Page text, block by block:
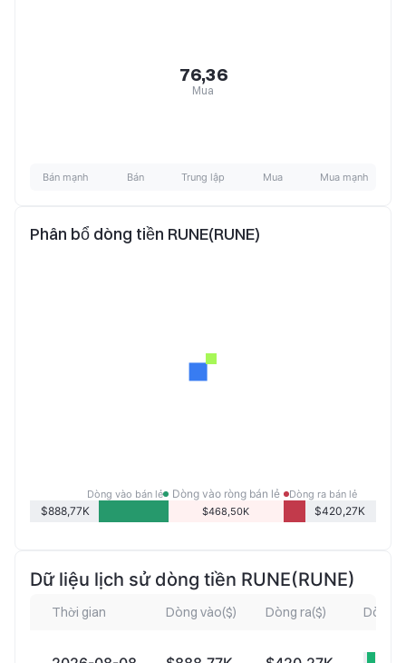
76,36
Mua
Bán mạnh Bán Trung lập Mua Mua mạnh
Phân bổ dòng tiền RUNE(RUNE)
Dòng vào bán lẻ
$888,77K
Dòng vào ròng bán lẻ
$468,50K
Dòng ra bán lẻ
$420,27K
Dữ liệu lịch sử dòng tiền RUNE(RUNE)
Thời gian Dòng vào($) Dòng ra($) Dòng